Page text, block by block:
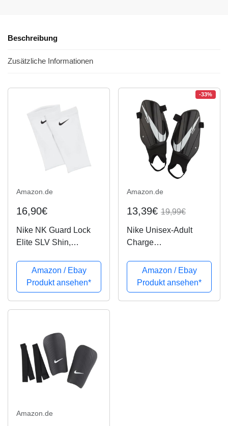
Beschreibung
Zusätzliche Informationen
Amazon.de
16,90€
Nike NK Guard Lock
Elite SLV Shin,
Amazon / Ebay
Produkt ansehen*
-33%
Amazon.de
13,39€ 19,99€
Nike Unisex-Adult
Charge
Black/White, M
Amazon / Ebay
Produkt ansehen*
Amazon.de